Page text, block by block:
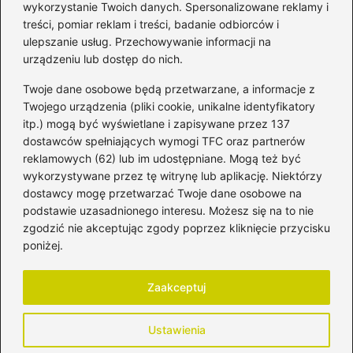
wykorzystanie Twoich danych. Spersonalizowane reklamy i
treści, pomiar reklam i treści, badanie odbiorców i
ulepszanie usług. Przechowywanie informacji na
urządzeniu lub dostęp do nich.
Twoje dane osobowe będą przetwarzane, a informacje z
Twojego urządzenia (pliki cookie, unikalne identyfikatory
itp.) mogą być wyświetlane i zapisywane przez 137
dostawców spełniających wymogi TFC oraz partnerów
reklamowych (62) lub im udostępniane. Mogą też być
wykorzystywane przez tę witrynę lub aplikację. Niektórzy
dostawcy mogę przetwarzać Twoje dane osobowe na
podstawie uzasadnionego interesu. Możesz się na to nie
zgodzić nie akceptując zgody poprzez kliknięcie przycisku
poniżej.
Ustawienia
Zaakceptuj
wybrać, aby wzbudzić ich
zainteresowanie?
Kategorie
Ciąża(130)
Dziecko(267)
Kobieta(132)
Rodzice (72)
Szkoła i edukacja(5)
Uroda(11)
Prywatność
Zasady użytkowania
Napisz do nas